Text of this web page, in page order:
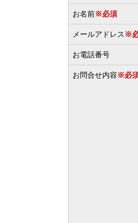
お名前※必須
メールアドレス ※
お電話番号
お問合せ内容※必